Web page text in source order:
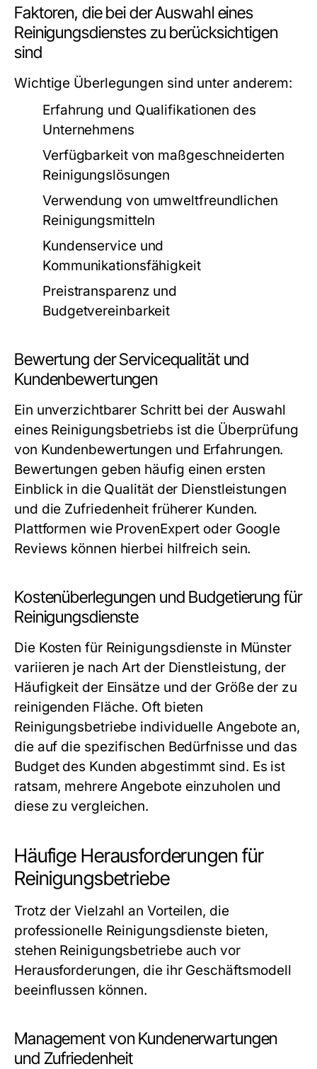
Faktoren, die bei der Auswahl eines
Reinigungsdienstes zu berücksichtigen
sind
Wichtige Überlegungen sind unter anderem:
Erfahrung und Qualifikationen des
Unternehmens
Verfügbarkeit von maßgeschneiderten
Reinigungslösungen
Verwendung von umweltfreundlichen
Reinigungsmitteln
Kundenservice und
Kommunikationsfähigkeit
Preistransparenz und
Budgetvereinbarkeit
Bewertung der Servicequalität und
Kundenbewertungen
Ein unverzichtbarer Schritt bei der Auswahl
eines Reinigungsbetriebs ist die Überprüfung
von Kundenbewertungen und Erfahrungen.
Bewertungen geben häufig einen ersten
Einblick in die Qualität der Dienstleistungen
und die Zufriedenheit früherer Kunden.
Plattformen wie ProvenExpert oder Google
Reviews können hierbei hilfreich sein.
Kostenüberlegungen und Budgetierung für
Reinigungsdienste
Die Kosten für Reinigungsdienste in Münster
variieren je nach Art der Dienstleistung, der
Häufigkeit der Einsätze und der Größe der zu
reinigenden Fläche. Oft bieten
Reinigungsbetriebe individuelle Angebote an,
die auf die spezifischen Bedürfnisse und das
Budget des Kunden abgestimmt sind. Es ist
ratsam, mehrere Angebote einzuholen und
diese zu vergleichen.
Häufige Herausforderungen für
Reinigungsbetriebe
Trotz der Vielzahl an Vorteilen, die
professionelle Reinigungsdienste bieten,
stehen Reinigungsbetriebe auch vor
Herausforderungen, die ihr Geschäftsmodell
beeinflussen können.
Management von Kundenerwartungen
und Zufriedenheit